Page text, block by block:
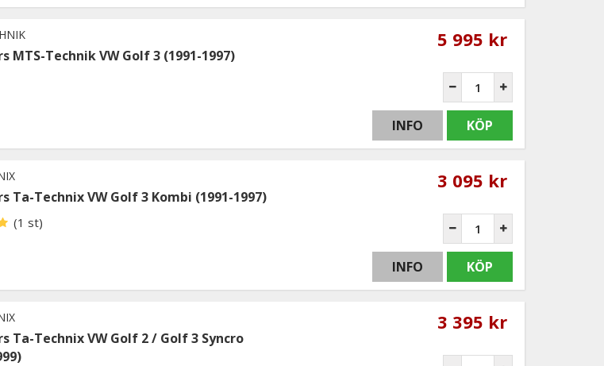
MTS-Technik VW Golf 3 (1991-1997)
5 995 kr
INFO KÖP
Ta-Technix VW Golf 3 Kombi (1991-1997)
(1 st)
3 095 kr
INFO KÖP
Ta-Technix VW Golf 2 / Golf 3 Syncro
3 395 kr